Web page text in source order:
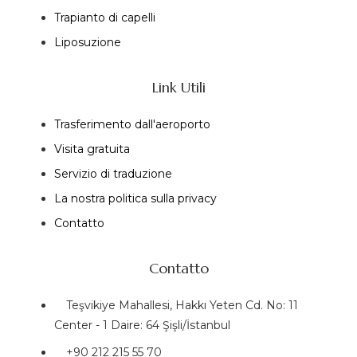
Trapianto di capelli
Liposuzione
Link Utili
Trasferimento dall'aeroporto
Visita gratuita
Servizio di traduzione
La nostra politica sulla privacy
Contatto
Contatto
Teşvikiye Mahallesi, Hakkı Yeten Cd. No: 11
Center - 1 Daire: 64 Şişli/İstanbul
+90 212 215 55 70